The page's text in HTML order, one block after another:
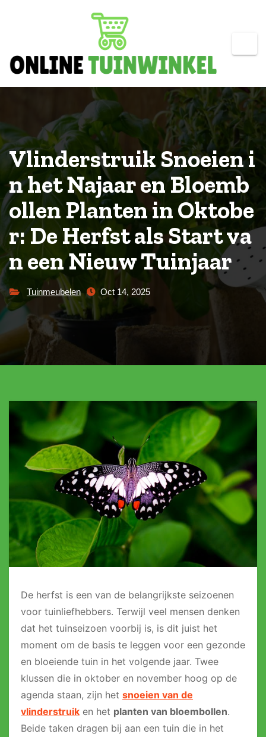
Vlinderstruik Snoeien i
n het Najaar en Bloemb
ollen Planten in Oktobe
r: De Herfst als Start va
n een Nieuw Tuinjaar
Tuinmeubelen Oct 14, 2025
De herfst is een van de belangrijkste seizoenen
voor tuinliefhebbers. Terwijl veel mensen denken
dat het tuinseizoen voorbij is, is dit juist het
moment om de basis te leggen voor een gezonde
en bloeiende tuin in het volgende jaar. Twee
klussen die in oktober en november hoog op de
agenda staan, zijn het snoeien van de
vlinderstruik en het planten van bloembollen.
Beide taken dragen bij aan een tuin die in het